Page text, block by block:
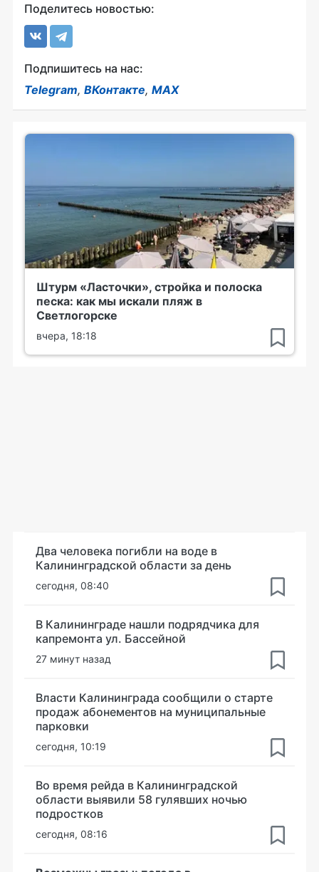
Поделитесь новостью:
Подпишитесь на нас:
Telegram, ВКонтакте, MAX
Штурм «Ласточки», стройка и полоска
песка: как мы искали пляж в
Светлогорске
вчера, 18:18
Два человека погибли на воде в
Калининградской области за день
сегодня, 08:40
В Калининграде нашли подрядчика для
капремонта ул. Бассейной
27 минут назад
Власти Калининграда сообщили о старте
продаж абонементов на муниципальные
парковки
сегодня, 10:19
Во время рейда в Калининградской
области выявили 58 гулявших ночью
подростков
сегодня, 08:16